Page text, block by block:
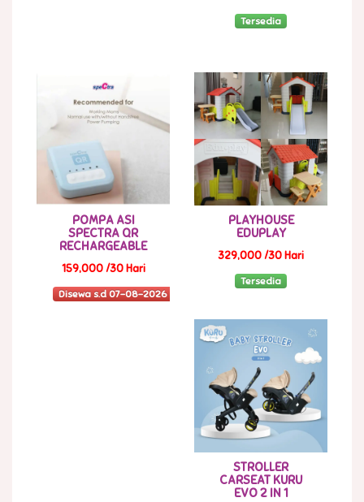
Tersedia
POMPA ASI
SPECTRA QR
RECHARGEABLE
159,000 /30 Hari
Disewa s.d 07-08-2026
PLAYHOUSE
EDUPLAY
329,000 /30 Hari
Tersedia
STROLLER
CARSEAT KURU
EVO 2 IN 1